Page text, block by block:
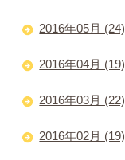
2016年05月 (24)
2016年04月 (19)
2016年03月 (22)
2016年02月 (19)